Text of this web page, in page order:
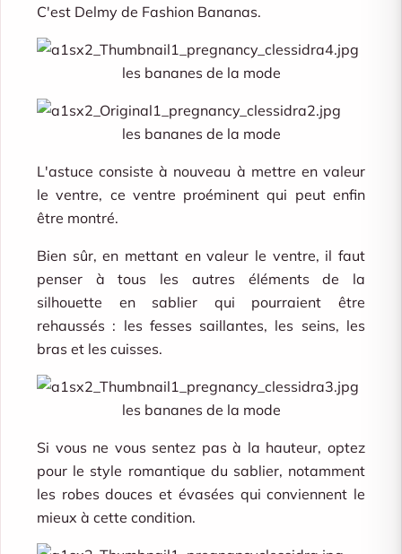
C'est Delmy de Fashion Bananas.
les bananes de la mode
les bananes de la mode
L'astuce consiste à nouveau à mettre en valeur
le ventre, ce ventre proéminent qui peut enfin
être montré.
Bien sûr, en mettant en valeur le ventre, il faut
penser à tous les autres éléments de la
silhouette en sablier qui pourraient être
rehaussés : les fesses saillantes, les seins, les
bras et les cuisses.
les bananes de la mode
Si vous ne vous sentez pas à la hauteur, optez
pour le style romantique du sablier, notamment
les robes douces et évasées qui conviennent le
mieux à cette condition.